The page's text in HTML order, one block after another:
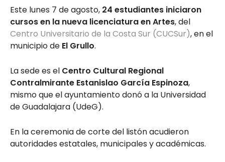
Este lunes 7 de agosto, 24 estudiantes iniciaron
cursos en la nueva licenciatura en Artes, del
Centro Universitario de la Costa Sur (CUCSur), en el
municipio de El Grullo.
La sede es el Centro Cultural Regional
Contralmirante Estanislao García Espinoza,
mismo que el ayuntamiento donó a la Universidad
de Guadalajara (UdeG).
En la ceremonia de corte del listón acudieron
autoridades estatales, municipales y académicas.